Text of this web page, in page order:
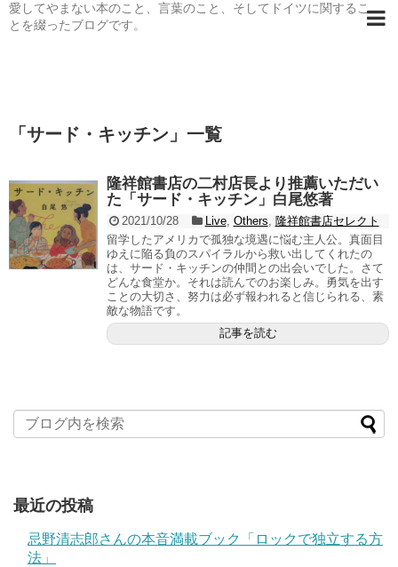
愛してやまない本のこと、言葉のこと、そしてドイツに関するこ
とを綴ったブログです。
「 サード・キッチン 」 一覧
隆祥館書店の二村店長より推薦いただい
た「サード・キッチン」白尾悠著
2021/10/28 Live, Others
隆祥館書店セレクト
留学したアメリカで孤独な境遇に悩む主人公。真面目
ゆえに陥る負のスパイラルから救い出してくれたの
は、サード・キッチンの仲間との出会いでした。さて
どんな食堂か。それは読んでのお楽しみ。勇気を出す
ことの大切さ、努力は必ず報われると信じられる、素
敵な物語です。
記事を読む
最近の投稿
忌野清志郎さんの本音満載ブック「ロックで独立する方
法」